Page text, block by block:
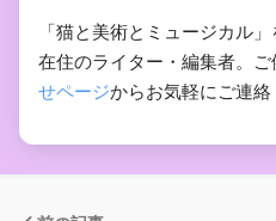
「猫と美術とミュージカル
在住のライター・編集者。
せページからお気軽にご連絡